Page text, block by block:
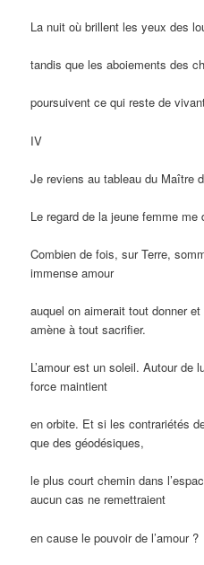
La nuit où brillent les yeux des
tandis que les aboiements des
poursuivent ce qui reste de
IV
Je reviens au tableau du Maître
Le regard de la jeune femme me
Combien de fois, sur Terre,
immense amour
auquel on aimerait tout donner
amène à tout sacrifier.
L’amour est un soleil. Autour de
force maintient
en orbite. Et si les contrariétés
que des géodésiques,
le plus court chemin dans
aucun cas ne remettraient
en cause le pouvoir de l’amour ?